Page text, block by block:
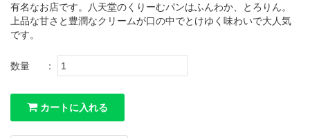
有名なお店です。八天堂のくりーむパンはふんわか、とろりん。
上品な甘さと豊潤なクリームが口の中でとけゆく味わいで大人気
です。
数量 ：
カートに入れる